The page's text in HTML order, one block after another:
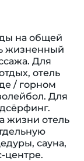
на общей
жизненный
Для
отель
/ горном
Для
жизни отель
сауна,
центре.